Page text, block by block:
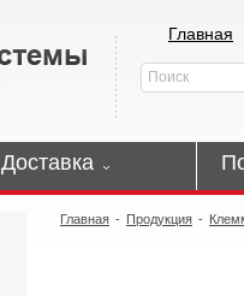
Главная
Доставка
Главная - Продукция -